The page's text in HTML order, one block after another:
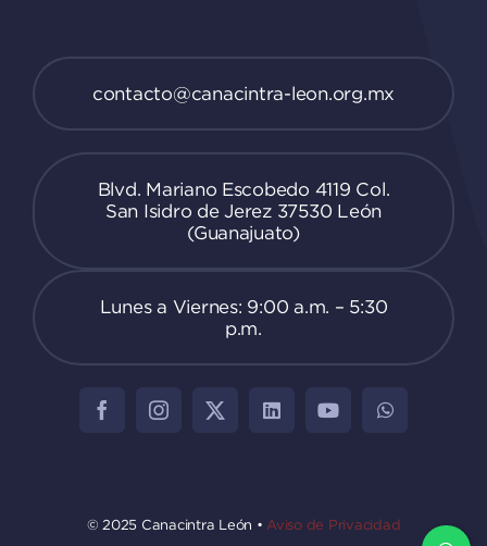
contacto@canacintra-leon.org.mx
Blvd. Mariano Escobedo 4119 Col.
San Isidro de Jerez 37530 León
(Guanajuato)
Lunes a Viernes: 9:00 a.m. – 5:30
p.m.
© 2025 Canacintra León • Aviso de Privacidad